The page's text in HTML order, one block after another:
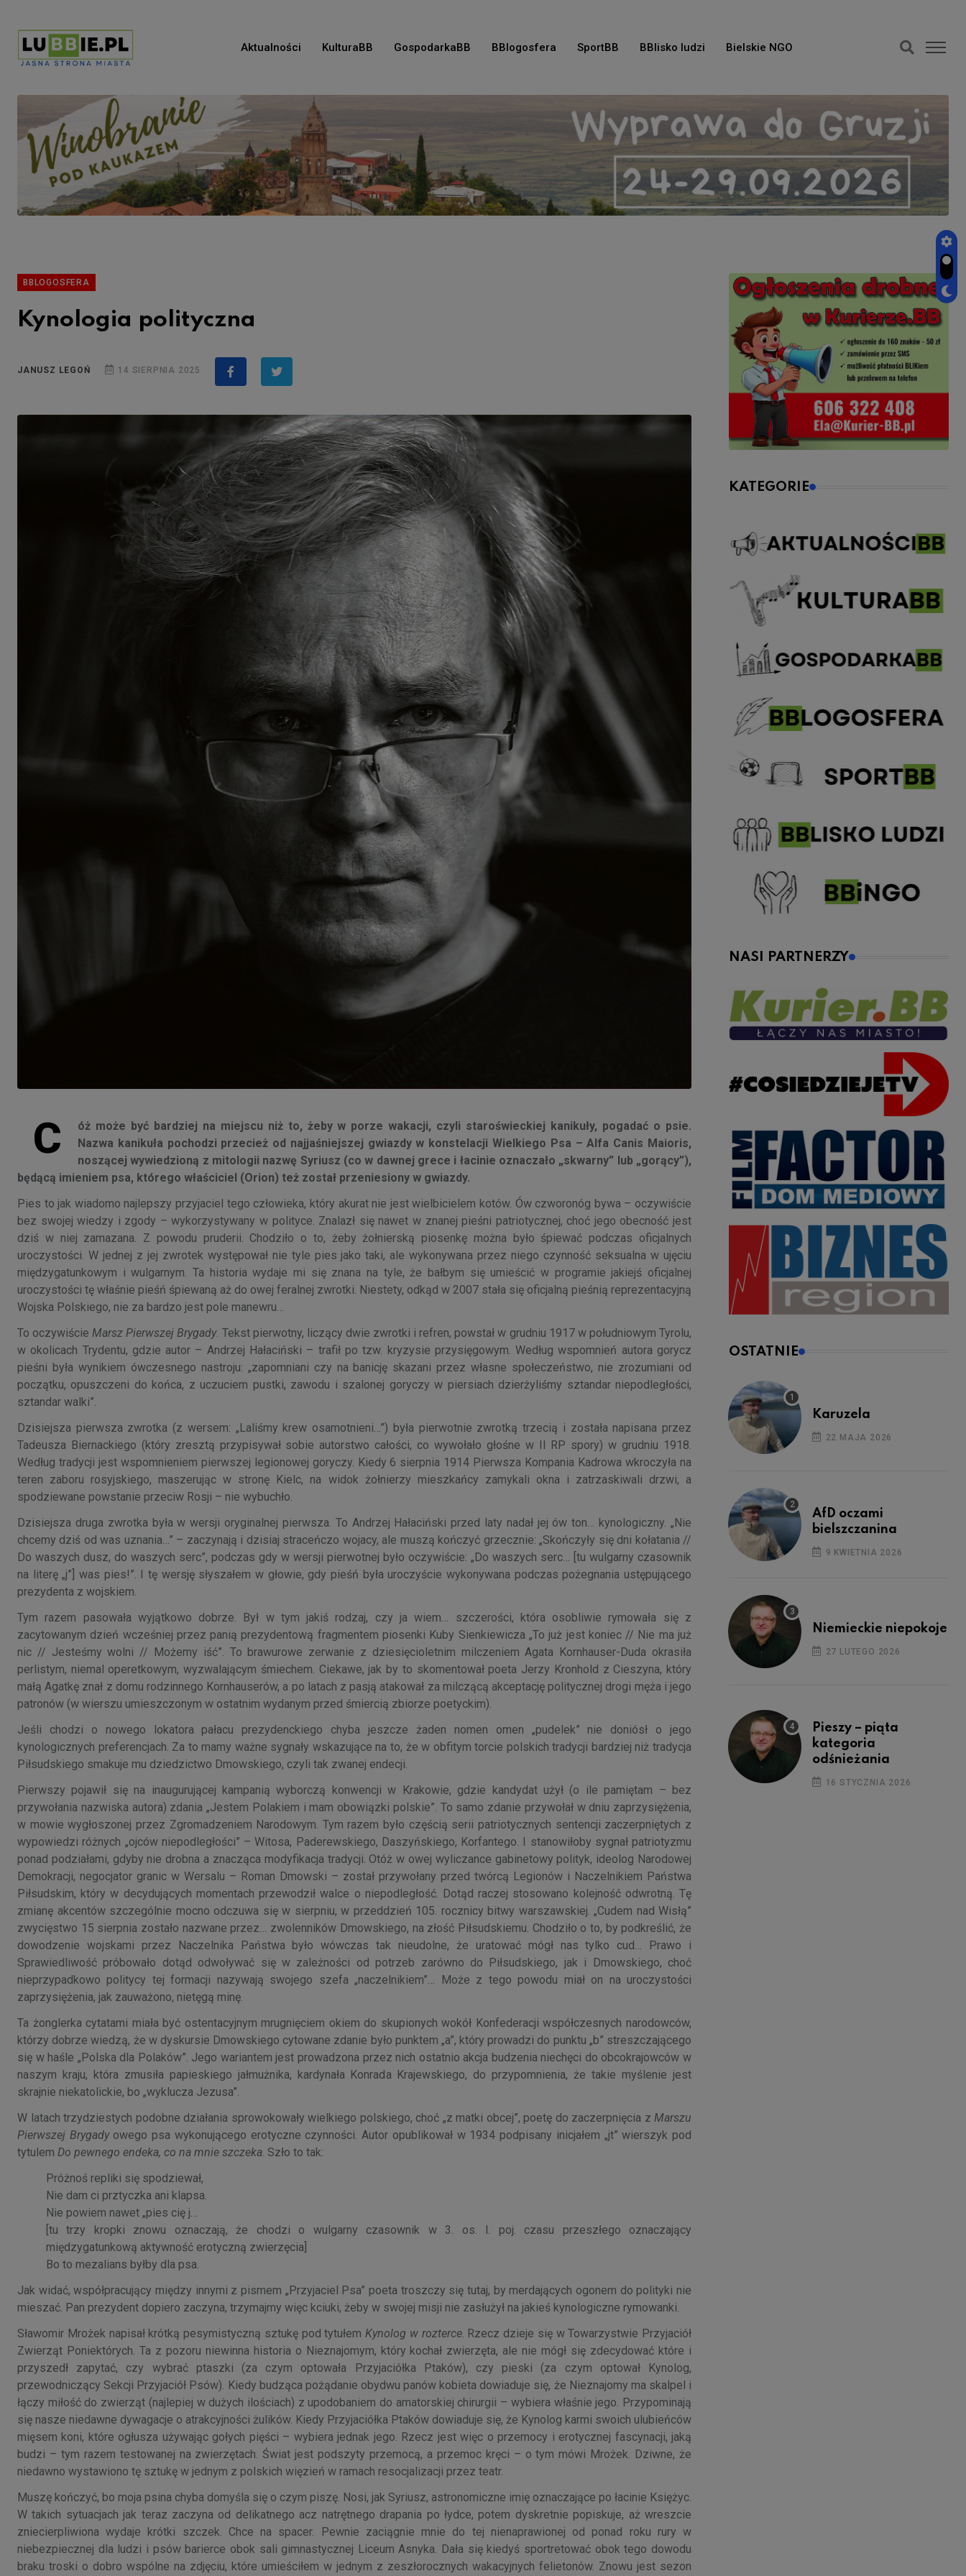
Aktualności KulturaBB GospodarkaBB BBlogosfera SportBB BBlisko ludzi Bielskie NGO
BBLOGOSFERA
Kynologia polityczna
JANUSZ LEGOŃ 14 SIERPNIA 2025
C
óż może być bardziej na miejscu niż to, żeby w porze wakacji, czyli staroświeckiej kanikuły, pogadać o psie.
Nazwa kanikuła pochodzi przecież od najjaśniejszej gwiazdy w konstelacji Wielkiego Psa – Alfa Canis Maioris,
noszącej wywiedzioną z mitologii nazwę Syriusz (co w dawnej grece i łacinie oznaczało „skwarny” lub „gorący”),
będącą imieniem psa, którego właściciel (Orion) też został przeniesiony w gwiazdy.
Pies to jak wiadomo najlepszy przyjaciel tego człowieka, który akurat nie jest wielbicielem kotów. Ów czworonóg bywa – oczywiście
bez swojej wiedzy i zgody – wykorzystywany w polityce. Znalazł się nawet w znanej pieśni patriotycznej, choć jego obecność jest
dziś w niej zamazana. Z powodu pruderii. Chodziło o to, żeby żołnierską piosenkę można było śpiewać podczas oficjalnych
uroczystości. W jednej z jej zwrotek występował nie tyle pies jako taki, ale wykonywana przez niego czynność seksualna w ujęciu
międzygatunkowym i wulgarnym. Ta historia wydaje mi się znana na tyle, że bałbym się umieścić w programie jakiejś oficjalnej
uroczystości tę właśnie pieśń śpiewaną aż do owej feralnej zwrotki. Niestety, odkąd w 2007 stała się oficjalną pieśnią reprezentacyjną
Wojska Polskiego, nie za bardzo jest pole manewru…
To oczywiście Marsz Pierwszej Brygady. Tekst pierwotny, liczący dwie zwrotki i refren, powstał w grudniu 1917 w południowym Tyrolu,
w okolicach Trydentu, gdzie autor – Andrzej Hałaciński – trafił po tzw. kryzysie przysięgowym. Według wspomnień autora gorycz
pieśni była wynikiem ówczesnego nastroju: „zapomniani czy na banicję skazani przez własne społeczeństwo, nie zrozumiani od
początku, opuszczeni do końca, z uczuciem pustki, zawodu i szalonej goryczy w piersiach dzierżyliśmy sztandar niepodległości,
sztandar walki”.
Dzisiejsza pierwsza zwrotka (z wersem: „Laliśmy krew osamotnieni…”) była pierwotnie zwrotką trzecią i została napisana przez
Tadeusza Biernackiego (który zresztą przypisywał sobie autorstwo całości, co wywołało głośne w II RP spory) w grudniu 1918.
Według tradycji jest wspomnieniem pierwszej legionowej goryczy. Kiedy 6 sierpnia 1914 Pierwsza Kompania Kadrowa wkroczyła na
teren zaboru rosyjskiego, maszerując w stronę Kielc, na widok żołnierzy mieszkańcy zamykali okna i zatrzaskiwali drzwi, a
spodziewane powstanie przeciw Rosji – nie wybuchło.
Dzisiejsza druga zwrotka była w wersji oryginalnej pierwsza. To Andrzej Hałaciński przed laty nadał jej ów ton… kynologiczny. „Nie
chcemy dziś od was uznania…” – zaczynają i dzisiaj straceńczo wojacy, ale muszą kończyć grzecznie: „Skończyły się dni kołatania //
Do waszych dusz, do waszych serc”, podczas gdy w wersji pierwotnej było oczywiście: „Do waszych serc… [tu wulgarny czasownik
na literę „j”] was pies!”. I tę wersję słyszałem w głowie, gdy pieśń była uroczyście wykonywana podczas pożegnania ustępującego
prezydenta z wojskiem.
Tym razem pasowała wyjątkowo dobrze. Był w tym jakiś rodzaj, czy ja wiem… szczerości, która osobliwie rymowała się z
zacytowanym dzień wcześniej przez panią prezydentową fragmentem piosenki Kuby Sienkiewicza „To już jest koniec // Nie ma już
nic // Jesteśmy wolni // Możemy iść”. To brawurowe zerwanie z dziesięcioletnim milczeniem Agata Kornhauser-Duda okrasiła
perlistym, niemal operetkowym, wyzwalającym śmiechem. Ciekawe, jak by to skomentował poeta Jerzy Kronhold z Cieszyna, który
małą Agatkę znał z domu rodzinnego Kornhauserów, a po latach z pasją atakował za milczącą akceptację politycznej drogi męża i jego
patronów (w wierszu umieszczonym w ostatnim wydanym przed śmiercią zbiorze poetyckim).
Jeśli chodzi o nowego lokatora pałacu prezydenckiego chyba jeszcze żaden nomen omen „pudelek” nie doniósł o jego
kynologicznych preferencjach. Za to mamy ważne sygnały wskazujące na to, że w obfitym torcie polskich tradycji bardziej niż tradycja
Piłsudskiego smakuje mu dziedzictwo Dmowskiego, czyli tak zwanej endecji.
Pierwszy pojawił się na inaugurującej kampanią wyborczą konwencji w Krakowie, gdzie kandydat użył (o ile pamiętam – bez
przywołania nazwiska autora) zdania „Jestem Polakiem i mam obowiązki polskie”. To samo zdanie przywołał w dniu zaprzysiężenia,
w mowie wygłoszonej przez Zgromadzeniem Narodowym. Tym razem było częścią serii patriotycznych sentencji zaczerpniętych z
wypowiedzi różnych „ojców niepodległości” – Witosa, Paderewskiego, Daszyńskiego, Korfantego. I stanowiłoby sygnał patriotyzmu
ponad podziałami, gdyby nie drobna a znacząca modyfikacja tradycji. Otóż w owej wyliczance gabinetowy polityk, ideolog Narodowej
Demokracji, negocjator granic w Wersalu – Roman Dmowski – został przywołany przed twórcą Legionów i Naczelnikiem Państwa
Piłsudskim, który w decydujących momentach przewodził walce o niepodległość. Dotąd raczej stosowano kolejność odwrotną. Tę
zmianę akcentów szczególnie mocno odczuwa się w sierpniu, w przeddzień 105. rocznicy bitwy warszawskiej. „Cudem nad Wisłą”
zwycięstwo 15 sierpnia zostało nazwane przez… zwolenników Dmowskiego, na złość Piłsudskiemu. Chodziło o to, by podkreślić, że
dowodzenie wojskami przez Naczelnika Państwa było wówczas tak nieudolne, że uratować mógł nas tylko cud… Prawo i
Sprawiedliwość próbowało dotąd odwoływać się w zależności od potrzeb zarówno do Piłsudskiego, jak i Dmowskiego, choć
nieprzypadkowo politycy tej formacji nazywają swojego szefa „naczelnikiem”… Może z tego powodu miał on na uroczystości
zaprzysiężenia, jak zauważono, nietęgą minę.
Ta żonglerka cytatami miała być ostentacyjnym mrugnięciem okiem do skupionych wokół Konfederacji współczesnych narodowców,
którzy dobrze wiedzą, że w dyskursie Dmowskiego cytowane zdanie było punktem „a”, który prowadzi do punktu „b” streszczającego
się w haśle „Polska dla Polaków”. Jego wariantem jest prowadzona przez nich ostatnio akcja budzenia niechęci do obcokrajowców w
naszym kraju, która zmusiła papieskiego jałmużnika, kardynała Konrada Krajewskiego, do przypomnienia, że takie myślenie jest
skrajnie niekatolickie, bo „wyklucza Jezusa”.
W latach trzydziestych podobne działania sprowokowały wielkiego polskiego, choć „z matki obcej”, poetę do zaczerpnięcia z Marszu
Pierwszej Brygadyowego psa wykonującego erotyczne czynności. Autor opublikował w 1934 podpisany inicjałem „jt” wierszyk pod
tytulem Do pewnego endeka, co na mnie szczeka . Szło to tak:
Próżnoś repliki się spodziewał,
Nie dam ci prztyczka ani klapsa.
Nie powiem nawet „pies cię j…
[tu trzy kropki znowu oznaczają, że chodzi o wulgarny czasownik w 3. os. l. poj. czasu przeszłego oznaczający
międzygatunkową aktywność erotyczną zwierzęcia]
Bo to mezalians byłby dla psa.
Jak widać, współpracujący między innymi z pismem „Przyjaciel Psa” poeta troszczy się tutaj, by merdających ogonem do polityki nie
mieszać. Pan prezydent dopiero zaczyna, trzymajmy więc kciuki, żeby w swojej misji nie zasłużył na jakieś kynologiczne rymowanki.
Sławomir Mrożek napisał krótką pesymistyczną sztukę pod tytułem Kynolog w rozterce. Rzecz dzieje się w Towarzystwie Przyjaciół
Zwierząt Poniektórych. Ta z pozoru niewinna historia o Nieznajomym, który kochał zwierzęta, ale nie mógł się zdecydować które i
przyszedł zapytać, czy wybrać ptaszki (za czym optowała Przyjaciółka Ptaków), czy pieski (za czym optował Kynolog,
przewodniczący Sekcji Przyjaciół Psów). Kiedy budząca pożądanie obydwu panów kobieta dowiaduje się, że Nieznajomy ma skalpel i
łączy miłość do zwierząt (najlepiej w dużych ilościach) z upodobaniem do amatorskiej chirurgii – wybiera właśnie jego. Przypominają
się nasze niedawne dywagacje o atrakcyjności żulików. Kiedy Przyjaciółka Ptaków dowiaduje się, że Kynolog karmi swoich ulubieńców
mięsem koni, które ogłusza używając gołych pięści – wybiera jednak jego. Rzecz jest więc o przemocy i erotycznej fascynacji, jaką
budzi – tym razem testowanej na zwierzętach. Świat jest podszyty przemocą, a przemoc kręci – o tym mówi Mrożek. Dziwne, że
niedawno wystawiono tę sztukę w jednym z polskich więzień w ramach resocjalizacji przez teatr.
Muszę kończyć, bo moja psina chyba domyśla się o czym piszę. Nosi, jak Syriusz, astronomiczne imię oznaczające po łacinie Księżyc.
W takich sytuacjach jak teraz zaczyna od delikatnego acz natrętnego drapania po łydce, potem dyskretnie popiskuje, aż wreszcie
zniecierpliwiona wydaje krótki szczek. Chce na spacer. Pewnie zaciągnie mnie do tej nienaprawionej od ponad roku rury w
niebezpiecznej dla ludzi i psów barierce obok sali gimnastycznej Liceum Asnyka. Dała się kiedyś sportretować obok tego dowodu
braku troski o dobro wspólne na zdjęciu, które umieściłem w jednym z zeszłorocznych wakacyjnych felietonów. Znowu jest sezon
KATEGORIE
NASI PARTNERZY
OSTATNIE
Karuzela
22 MAJA 2026
AfD oczami
bielszczanina
9 KWIETNIA 2026
Niemieckie niepokoje
27 LUTEGO 2026
Pieszy – piąta
kategoria
odśnieżania
16 STYCZNIA 2026